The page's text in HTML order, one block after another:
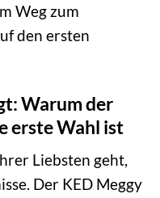
Weg zum
den ersten
Warum der
erste Wahl ist
Liebsten geht,
Der KED Meggy